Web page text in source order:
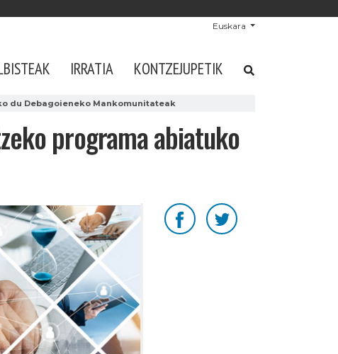
Euskara
IRRATIA KONTZEJUPETIK
du Debagoieneko Mankomunitateak
programa abiatuko